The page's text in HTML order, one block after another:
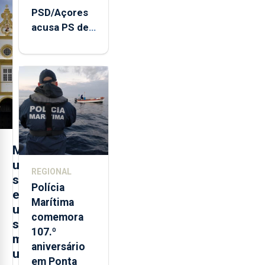
M
u
s
e
u
s
m
u
PSD/Açores
acusa PS de
contraditória"
sobre
evolução
turística
REGIONAL
Polícia
Marítima
comemora
107.º
aniversário
em Ponta